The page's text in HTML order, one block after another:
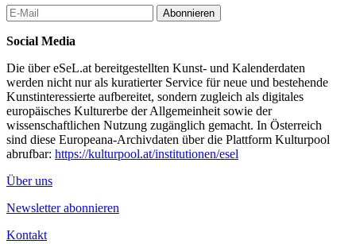
Abonnieren
Social Media
Die über eSeL.at bereitgestellten Kunst- und Kalenderdaten
werden nicht nur als kuratierter Service für neue und bestehende
Kunstinteressierte aufbereitet, sondern zugleich als digitales
europäisches Kulturerbe der Allgemeinheit sowie der
wissenschaftlichen Nutzung zugänglich gemacht. In Österreich
sind diese Europeana-Archivdaten über die Plattform Kulturpool
abrufbar: https://kulturpool.at/institutionen/esel
Über uns
Newsletter abonnieren
Kontakt